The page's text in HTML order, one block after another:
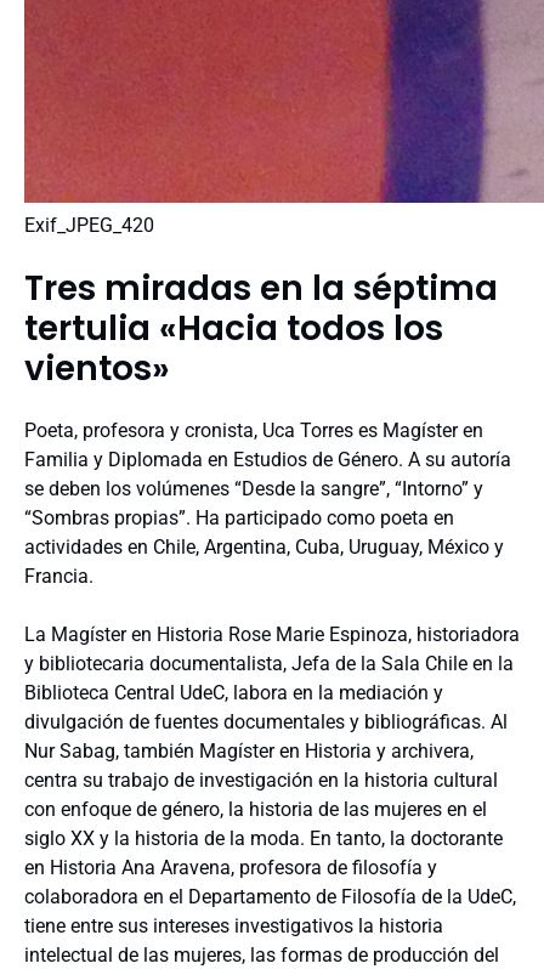
Exif_JPEG_420
Tres miradas en la séptima
tertulia «Hacia todos los
vientos»
Poeta, profesora y cronista, Uca Torres es Magíster en
Familia y Diplomada en Estudios de Género. A su autoría
se deben los volúmenes “Desde la sangre”, “Intorno” y
“Sombras propias”. Ha participado como poeta en
actividades en Chile, Argentina, Cuba, Uruguay, México y
Francia.
La Magíster en Historia Rose Marie Espinoza, historiadora
y bibliotecaria documentalista, Jefa de la Sala Chile en la
Biblioteca Central UdeC, labora en la mediación y
divulgación de fuentes documentales y bibliográficas. Al
Nur Sabag, también Magíster en Historia y archivera,
centra su trabajo de investigación en la historia cultural
con enfoque de género, la historia de las mujeres en el
siglo XX y la historia de la moda. En tanto, la doctorante
en Historia Ana Aravena, profesora de filosofía y
colaboradora en el Departamento de Filosofía de la UdeC,
tiene entre sus intereses investigativos la historia
intelectual de las mujeres, las formas de producción del